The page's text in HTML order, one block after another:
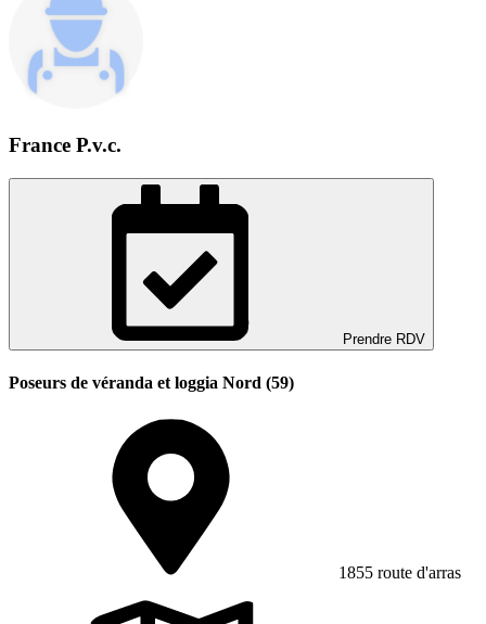
France P.v.c.
Prendre RDV
Poseurs de véranda et loggia Nord (59)
1855 route d'arras